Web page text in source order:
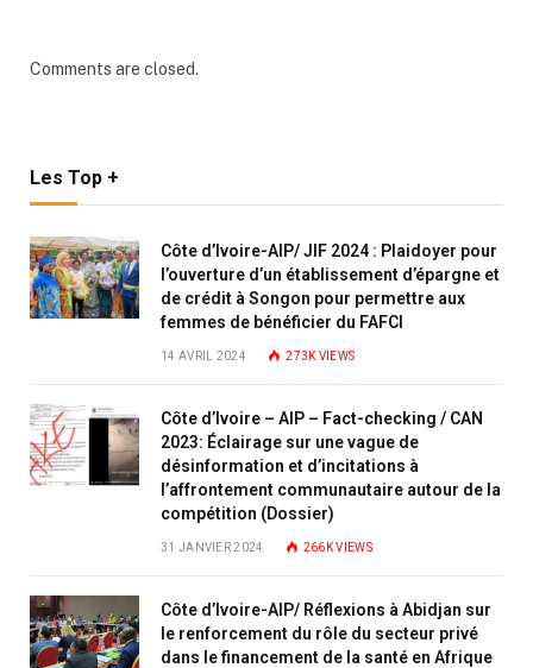
Comments are closed.
Les Top +
Côte d’Ivoire-AIP/ JIF 2024 : Plaidoyer pour
l’ouverture d’un établissement d’épargne et
de crédit à Songon pour permettre aux
femmes de bénéficier du FAFCI
14 AVRIL 2024 273K VIEWS
Côte d’Ivoire – AIP – Fact-checking / CAN
2023: Éclairage sur une vague de
désinformation et d’incitations à
l’affrontement communautaire autour de la
compétition (Dossier)
31 JANVIER 2024 266KVIEWS
Côte d’Ivoire-AIP/ Réflexions à Abidjan sur
le renforcement du rôle du secteur privé
dans le financement de la santé en Afrique